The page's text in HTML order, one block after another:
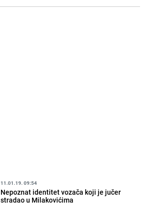
11.01.19. 09:54
Nepoznat identitet vozača koji je jučer
stradao u Milakovićima